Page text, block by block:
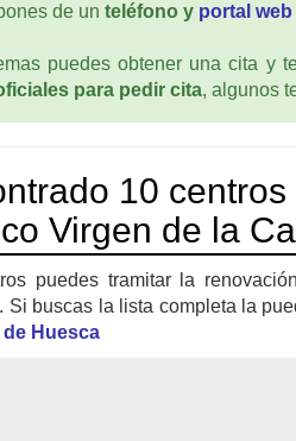
de un teléfono y portal web
puedes obtener una cita y
para pedir cita, algunos
10
Virgen de la
puedes tramitar la
Si buscas la lista completa la
Huesca